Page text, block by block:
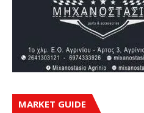
MARKET GUIDE